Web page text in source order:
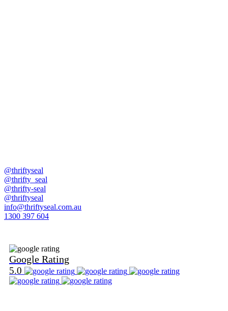
@thriftyseal
@thrifty_seal
@thrifty-seal
@thriftyseal
info@thriftyseal.com.au
1300 397 604
Google Rating
5.0